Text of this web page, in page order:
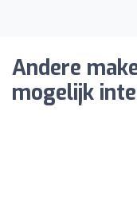
Andere
mogelijk